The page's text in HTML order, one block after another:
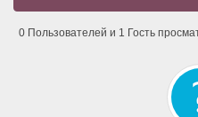
0 Пользователей и 1 Гость